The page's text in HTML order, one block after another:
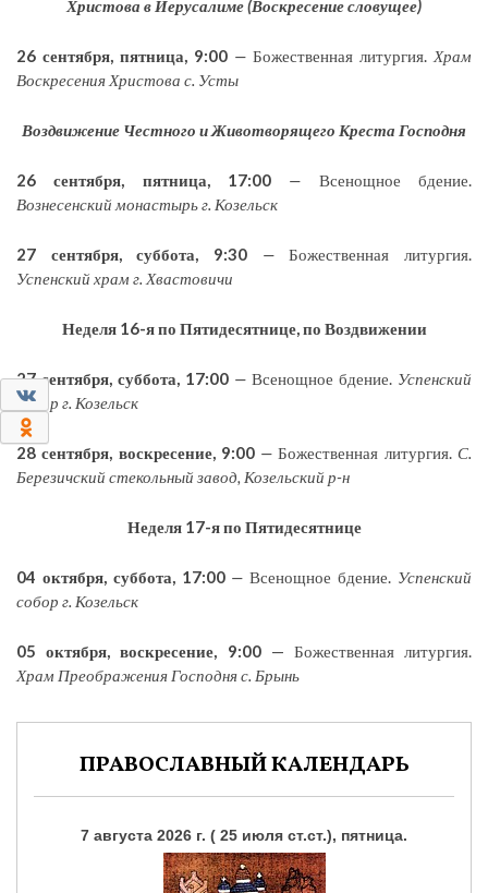
0
Христова в Иерусалиме (Воскресение словущее)
26 сентября, пятница, 9:00 — Божественная литургия. Храм
Воскресения Христова с. Усты
Воздвижение Честного и Животворящего Креста Господня
26 сентября, пятница, 17:00 — Всенощное бдение.
Вознесенский монастырь г. Козельск
27 сентября, суббота, 9:30 —Божественная литургия.
Успенский храм г. Хвастовичи
Неделя 16-я по Пятидесятнице, по Воздвижении
27 сентября, суббота, 17:00 — Всенощное бдение. Успенский
собор г. Козельск
28 сентября, воскресение, 9:00 —Божественная литургия.С.
Березичский стекольный завод, Козельский р-н
Неделя 17-я по Пятидесятнице
04 октября, суббота, 17:00 —Всенощное бдение. Успенский
собор г. Козельск
05 октября, воскресение, 9:00— Божественная литургия.
Храм Преображения Господня с. Брынь
ПРАВОСЛАВНЫЙ КАЛЕНДАРЬ
7 августа 2026 г. ( 25 июля ст.ст.), пятница.